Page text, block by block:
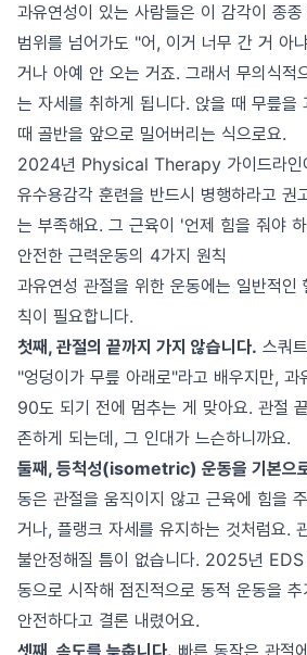
과유연성이 있는 사람들은 이 감각이 종
범위를 넘어가도 "어, 이거 너무 간 거 아
거나 아예 안 오는 거죠. 그래서 무의식적
는 자세를 취하게 됩니다. 앉을 때 무릎을
때 골반을 앞으로 밀어버리는 식으로요.
2024년 Physical Therapy 가이드라인
유수용감각 훈련을 반드시 병행하라고 권
는 부족해요. 그 근육이 '언제 힘을 줘야
안전한 근력운동의 4가지 원칙
과유연성 관절을 위한 운동에는 일반적인
칙이 필요합니다.
첫째, 관절의 끝까지 가지 않습니다. 스쿼
"엉덩이가 무릎 아래로"라고 배우지만, 과
90도 되기 전에 멈추는 게 맞아요. 관절
존하게 되는데, 그 인대가 느슨하니까요.
둘째, 등척성(isometric) 운동을 기본으
동은 관절을 움직이지 않고 근육에 힘을
거나, 플랭크 자세를 유지하는 것처럼요.
불안정해질 틈이 없습니다. 2025년 EDS
동으로 시작해 점진적으로 동적 운동을
안전하다고 결론 내렸어요.
셋째, 속도를 늦춥니다. 빠른 동작은 관절